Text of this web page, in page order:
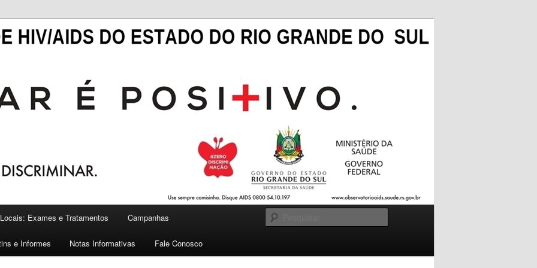
DO SUL
Locais: Exames e Tratamentos Campanhas
e Informes Notas Informativas Fale Conosco